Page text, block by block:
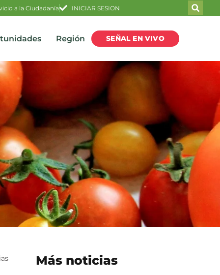
a la Ciudadanía INICIAR SESION
Región SEÑAL EN VIVO
Más noticias